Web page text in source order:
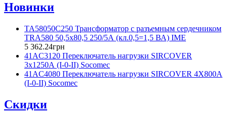
Новинки
TA58050C250 Трансформатор с разъемным сердечником
TRA580 50,5x80,5 250/5А (кл.0,5=1,5 ВА) IME
5 362.24грн
41AC3120 Переключатель нагрузки SIRCOVER
3x1250А (I-0-II) Socomec
41AC4080 Переключатель нагрузки SIRCOVER 4Х800А
(I-0-II) Socomec
Скидки